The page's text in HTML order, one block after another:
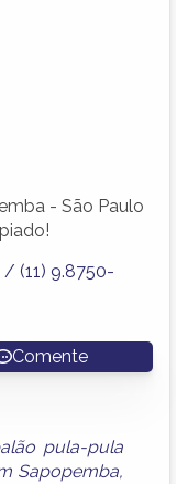
- São Paulo
/ (11) 9.8750-
Comente
pula-pula
Sapopemba,